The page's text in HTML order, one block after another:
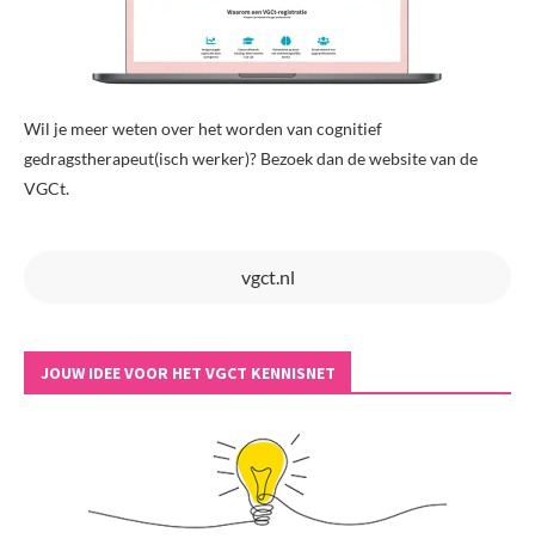
Wil je meer weten over het worden van cognitief
gedragstherapeut(isch werker)? Bezoek dan de website van de
VGCt.
vgct.nl
JOUW IDEE VOOR HET VGCT KENNISNET